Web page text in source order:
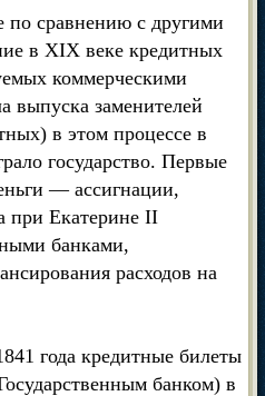
по сравнению с другими
в XIX веке кредитных
коммерческими
выпуска заменителей
в этом процессе в
государство. Первые
— ассигнации,
при Екатерине II
банками,
расходов на
года кредитные билеты
банком) в